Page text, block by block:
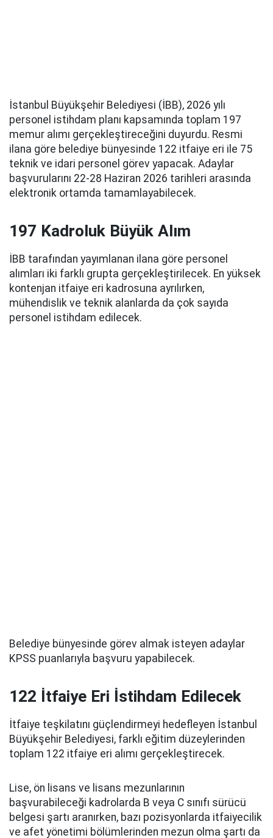
İstanbul Büyükşehir Belediyesi (İBB), 2026 yılı
personel istihdam planı kapsamında toplam 197
memur alımı gerçekleştireceğini duyurdu. Resmi
ilana göre belediye bünyesinde 122 itfaiye eri ile 75
teknik ve idari personel görev yapacak. Adaylar
başvurularını 22-28 Haziran 2026 tarihleri arasında
elektronik ortamda tamamlayabilecek.
197 Kadroluk Büyük Alım
İBB tarafından yayımlanan ilana göre personel
alımları iki farklı grupta gerçekleştirilecek. En yüksek
kontenjan itfaiye eri kadrosuna ayrılırken,
mühendislik ve teknik alanlarda da çok sayıda
personel istihdam edilecek.
Belediye bünyesinde görev almak isteyen adaylar
KPSS puanlarıyla başvuru yapabilecek.
122 İtfaiye Eri İstihdam Edilecek
İtfaiye teşkilatını güçlendirmeyi hedefleyen İstanbul
Büyükşehir Belediyesi, farklı eğitim düzeylerinden
toplam 122 itfaiye eri alımı gerçekleştirecek.
Lise, ön lisans ve lisans mezunlarının
başvurabileceği kadrolarda B veya C sınıfı sürücü
belgesi şartı aranırken, bazı pozisyonlarda itfaiyecilik
ve afet yönetimi bölümlerinden mezun olma şartı da